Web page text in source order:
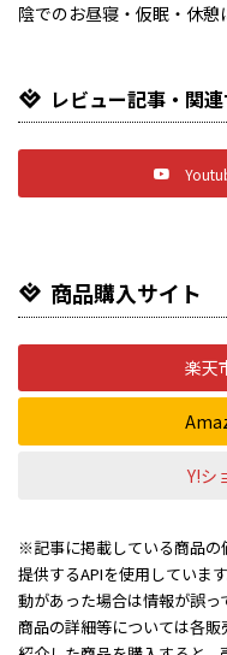
陰でのお昼寝・仮眠・休憩
レビュー記事・関
商品購入サイト
楽天
Y!シ
※記事に掲載している商品の
提供するAPIを使用していま
動があった場合は情報が誤
商品の詳細等については各